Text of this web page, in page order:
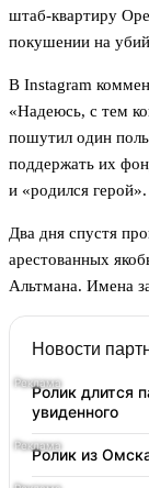
штаб-квартиру
покушении на
В Instagram
«Надеюсь, с тем
пошутил один
поддержать их
и «родился герой».
Два дня спустя
арестованных
Альтмана. Имена
Новости
Ролик длится
увиденного
Ролик из